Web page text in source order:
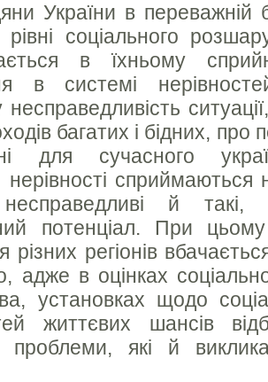
України в переважній
соціального
в їхньому
в системі
несправедливість
багатих і бідних, про
для сучасного
нерівності
несправедливі й
потенціал. При
різних регіонів
адже в оцінках
установках щодо
життєвих шансів
проблеми, які й